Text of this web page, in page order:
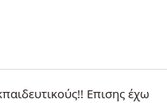
Επισης έχω